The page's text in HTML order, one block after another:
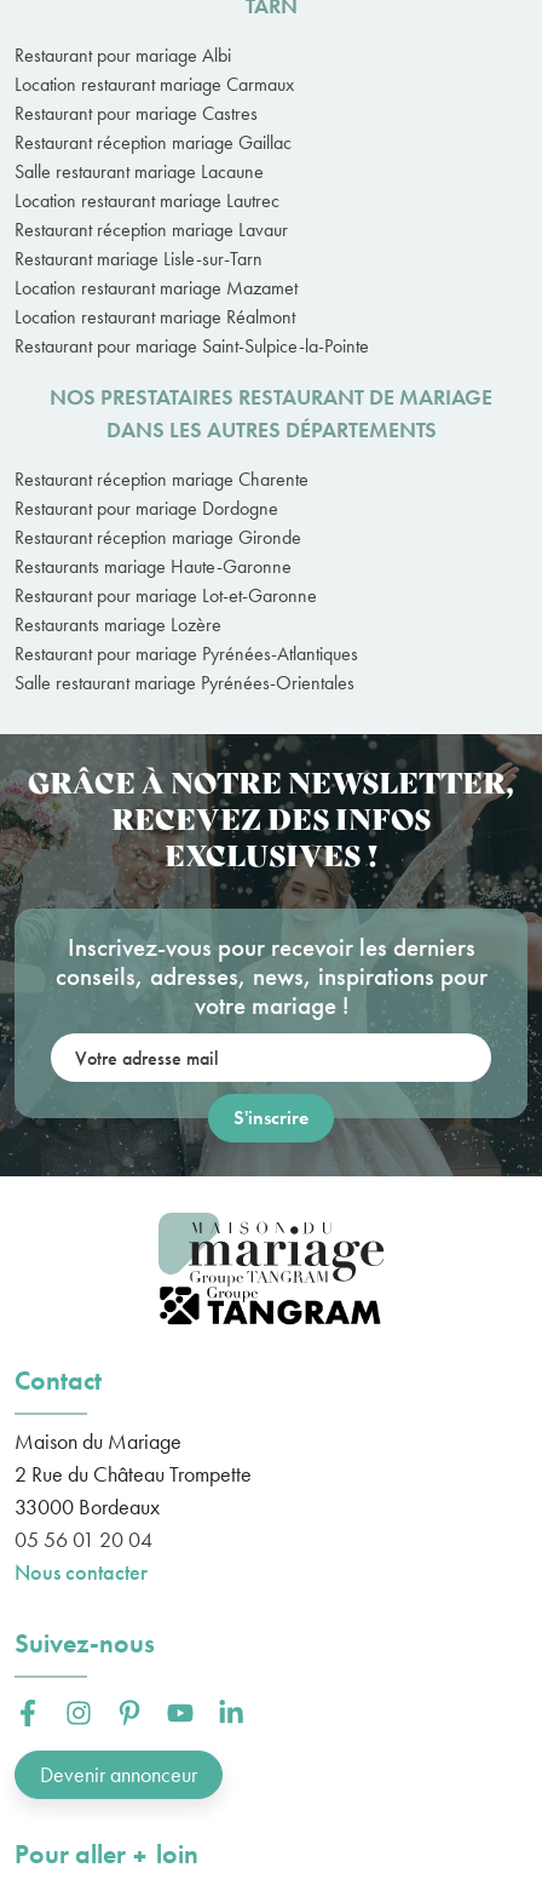
Restaurant pour mariage Albi
Location restaurant mariage Carmaux
Restaurant pour mariage Castres
Restaurant réception mariage Gaillac
Salle restaurant mariage Lacaune
Location restaurant mariage Lautrec
Restaurant réception mariage Lavaur
Restaurant mariage Lisle-sur-Tarn
Location restaurant mariage Mazamet
Location restaurant mariage Réalmont
Restaurant pour mariage Saint-Sulpice-la-Pointe
NOS PRESTATAIRES RESTAURANT DE MARIAGE
DANS LES AUTRES DÉPARTEMENTS
Restaurant réception mariage Charente
Restaurant pour mariage Dordogne
Restaurant réception mariage Gironde
Restaurants mariage Haute-Garonne
Restaurant pour mariage Lot-et-Garonne
Restaurants mariage Lozère
Restaurant pour mariage Pyrénées-Atlantiques
Salle restaurant mariage Pyrénées-Orientales
GRÂCE À NOTRE NEWSLETTER,
RECEVEZ DES INFOS
EXCLUSIVES !
Inscrivez-vous pour recevoir les derniers
conseils, adresses, news, inspirations pour
votre mariage !
Contact
Maison du Mariage
2 Rue du Château Trompette
33000 Bordeaux
05 56 01 20 04
Nous contacter
Suivez-nous
Facebook :Instagram :Pinterest :Youtube :Linkedin :
Devenir annonceur
Pour aller plusloin